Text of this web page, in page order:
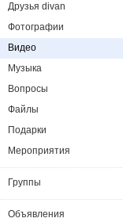
Друзья divan
Фотографии
Видео
Музыка
Вопросы
Файлы
Подарки
Мероприятия
Группы
Объявления